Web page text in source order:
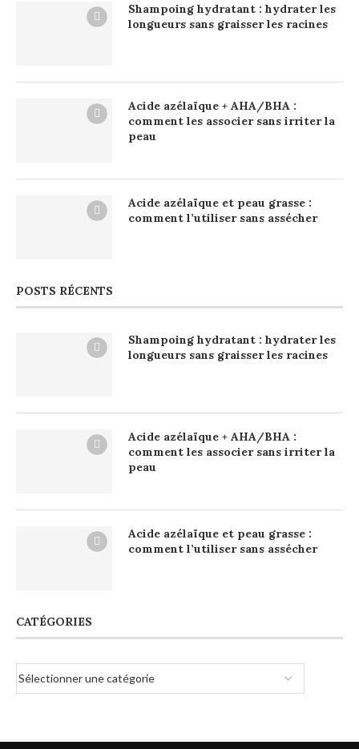
Shampoing hydratant : hydrater les
longueurs sans graisser les racines
Acide azélaïque + AHA/BHA :
comment les associer sans irriter la
peau
Acide azélaïque et peau grasse :
comment l’utiliser sans assécher
POSTS RÉCENTS
Shampoing hydratant : hydrater les
longueurs sans graisser les racines
Acide azélaïque + AHA/BHA :
comment les associer sans irriter la
peau
Acide azélaïque et peau grasse :
comment l’utiliser sans assécher
CATÉGORIES